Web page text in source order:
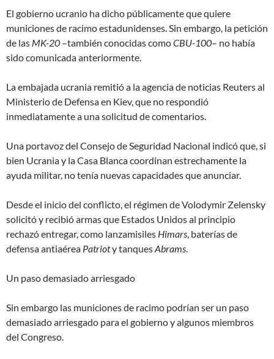
El gobierno ucranio ha dicho públicamente que quiere
municiones de racimo estadunidenses. Sin embargo, la petición
de las MK-20 –también conocidas comoCBU-100– no había
sido comunicada anteriormente.
La embajada ucrania remitió a la agencia de noticias Reuters al
Ministerio de Defensa en Kiev, que no respondió
inmediatamente a una solicitud de comentarios.
Una portavoz del Consejo de Seguridad Nacional indicó que, si
bien Ucrania y la Casa Blancacoordinan estrechamente la
ayuda militar, no tenía nuevas capacidades que anunciar.
Desde el inicio del conflicto, el régimen de Volodymir Zelensky
solicitó y recibió armas que Estados Unidos al principio
rechazó entregar, como lanzamisiles Himars, baterías de
defensa antiaérea Patrioty tanquesAbrams.
Un paso demasiado arriesgado
Sin embargo las municiones de racimo podrían ser un paso
demasiado arriesgado para el gobierno y algunos miembros
del Congreso.